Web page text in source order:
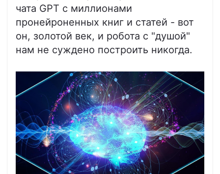
чата GPT с миллионами
пронейроненных книг и статей - вот
он, золотой век, и робота с "душой"
нам не суждено построить никогда.